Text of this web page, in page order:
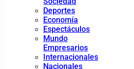
Deportes
Economía
Espectáculos
Mundo
Empresarios
Internacionales
Nacionales